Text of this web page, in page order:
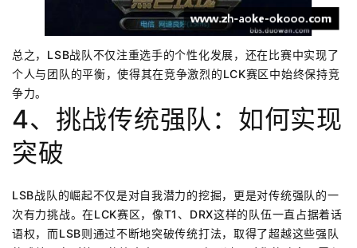
总之，LSB战队不仅注重选手的个性化发展，还在比赛中实现了
个人与团队的平衡，使得其在竞争激烈的LCK赛区中始终保持竞
争力。
4、挑战传统强队：如何实现
突破
LSB战队的崛起不仅是对自我潜力的挖掘，更是对传统强队的一
次有力挑战。在LCK赛区，像T1、DRX这样的队伍一直占据着话
语权，而LSB则通过不断地突破传统打法，取得了超越这些强队